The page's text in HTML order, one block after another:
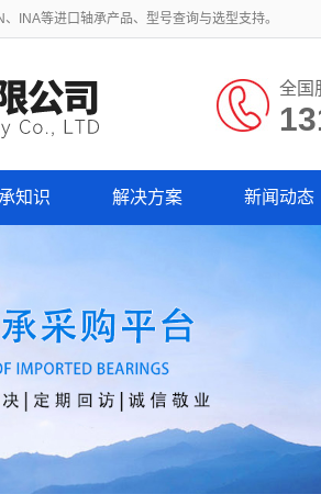
INA等进口轴承产品、型号查询与选型支持。
全国
知识 解决方案 新闻动态